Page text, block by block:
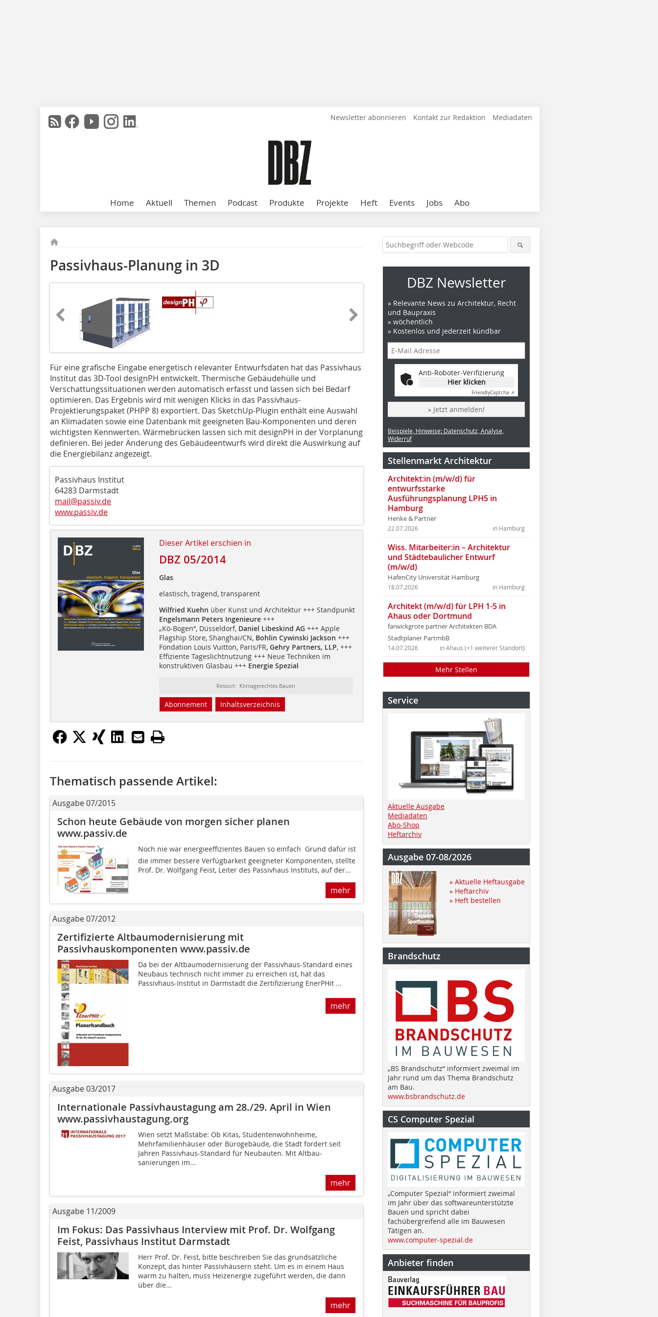
Newsletter abonnieren Kontakt zur Redaktion Mediadaten
Home Aktuell Themen Podcast Produkte Projekte Heft Events Jobs Abo
Passivhaus-Planung in 3D
Für eine grafische Eingabe energetisch relevanter Entwurfsdaten hat das Passivhaus
Institut das 3D-Tool designPH entwickelt. Thermische Gebäudehülle und
Verschattungssituationen werden automatisch erfasst und lassen sich bei Bedarf
optimieren. Das Ergebnis wird mit wenigen Klicks in das Passivhaus-
Projektierungspaket (PHPP 8) exportiert. Das SketchUp-Plugin enthält eine Auswahl
an Klimadaten sowie eine Datenbank mit geeigneten Bau-Komponenten und deren
wichtigsten Kennwerten. Wärmebrücken lassen sich mit designPH in der Vorplanung
definieren. Bei jeder Änderung des Gebäudeentwurfs wird direkt die Auswirkung auf
die Energiebilanz angezeigt.
Passivhaus Institut
64283 Darmstadt
mail@passiv.de
www.passiv.de
Dieser Artikel erschien in
DBZ 05/2014
Glas
elastisch, tragend, transparent
Wilfried Kuehn über Kunst und Architektur +++ Standpunkt
Engelsmann Peters Ingenieure+++
„Kö-Bogen“, Düsseldorf, Daniel Libeskind AG +++ Apple
Flagship Store, Shanghai/CN, Bohlin Cywinski Jackson +++
Fondation Louis Vuitton, Paris/FR, Gehry Partners, LLP, +++
Effiziente Tageslichtnutzung +++ Neue Techniken im
konstruktiven Glasbau +++ Energie Spezial
Ressort: Klimagerechtes Bauen
Abonnement Inhaltsverzeichnis
Thematisch passende Artikel:
Ausgabe 07/2015
Schon heute Gebäude von morgen sicher planen
www.passiv.de
Noch nie war energieeffizientes Bauen so einfach  Grund dafür ist
die immer bessere Verfügbarkeit geeigneter Komponenten, stellte
Prof. Dr. Wolfgang Feist, Leiter des Passivhaus Instituts, auf der...
mehr
Ausgabe 07/2012
Zertifizierte Altbaumodernisierung mit
Passivhauskomponenten www.passiv.de
Da bei der Altbau­modernisierung der Passivhaus-Standard eines
Neubaus technisch nicht immer zu erreichen ist, hat das
Passivhaus-Institut in Darmstadt die Zertifizierung EnerPHit ...
mehr
Ausgabe 03/2017
Internationale Passivhaustagung am 28./29. April in Wien
www.passivhaustagung.org
Wien setzt Maßstäbe: Ob Kitas, Studentenwohnheime,
Mehrfamilienhäuser oder Bürogebäude, die Stadt fordert seit
Jahren Passivhaus-Standard für Neubauten. Mit Altbau-
sanierungen im...
mehr
Ausgabe 11/2009
Im Fokus: Das Passivhaus Interview mit Prof. Dr. Wolfgang
Feist, Passivhaus Institut Darmstadt
Herr Prof. Dr. Feist, bitte beschreiben Sie das grundsätzliche
Konzept, das hinter Passivhäusern steht. Um es in einem Haus
warm zu halten, muss Heizenergie zugeführt werden, die dann
über die...
mehr
DBZ Newsletter
» Relevante News zu Architektur, Recht
und Baupraxis
» wöchentlich
» Kostenlos und jederzeit kündbar
Anti-Roboter-Verifizierung
Hier klicken
FriendlyCaptcha ⇗
» Jetzt anmelden!
Beispiele, Hinweise: Datenschutz, Analyse,
Widerruf
Stellenmarkt Architektur
Architekt:in (m/w/d) für
entwurfsstarke
Ausführungsplanung LPH5 in
Hamburg
Henke & Partner
in Hamburg
22.07.2026
Wiss. Mitarbeiter:in – Architektur
und Städtebaulicher Entwurf
(m/w/d)
HafenCity Universität Hamburg
in Hamburg
18.07.2026
Architekt (m/w/d) für LPH 1-5 in
Ahaus oder Dortmund
farwickgrote partner Architekten BDA
Stadtplaner PartmbB
in Ahaus (+1 weiterer Standort)
14.07.2026
Mehr Stellen
Service
Aktuelle Ausgabe
Mediadaten
Abo-Shop
Heftarchiv
Ausgabe 07-08/2026
» Aktuelle Heftausgabe
» Heftarchiv
» Heft bestellen
Brandschutz
„BS Brandschutz“ informiert zweimal im
Jahr rund um das Thema Brandschutz
am Bau.
www.bsbrandschutz.de
CS Computer Spezial
„Computer Spezial“ informiert zweimal
im Jahr über das softwareunterstützte
Bauen und spricht dabei
fachübergreifend alle im Bauwesen
Tätigen an.
www.computer-spezial.de
Anbieter finden